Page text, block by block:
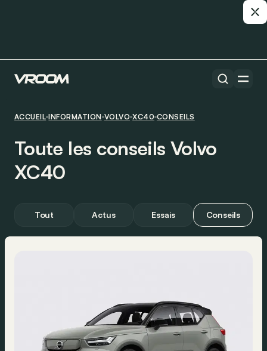
ACCUEIL INFORMATION VOLVO XC40 CONSEILS
Toute les conseils Volvo
XC40
Tout Actus Essais Conseils